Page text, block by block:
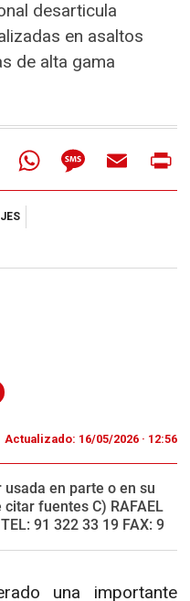
desarticula
en asaltos
de alta gama
MeneameWhatsAppMessageEmail
Actualizado: 16/05/2026 · 12:56
en parte o en su
fuentes C) RAFAEL
91 322 33 19 FAX: 9
una importante